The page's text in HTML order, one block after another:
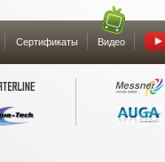
Сертификаты Видео